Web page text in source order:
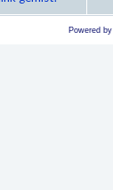
Powered by